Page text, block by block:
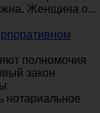
Женщина о...
полномочия
закон
нотариальное